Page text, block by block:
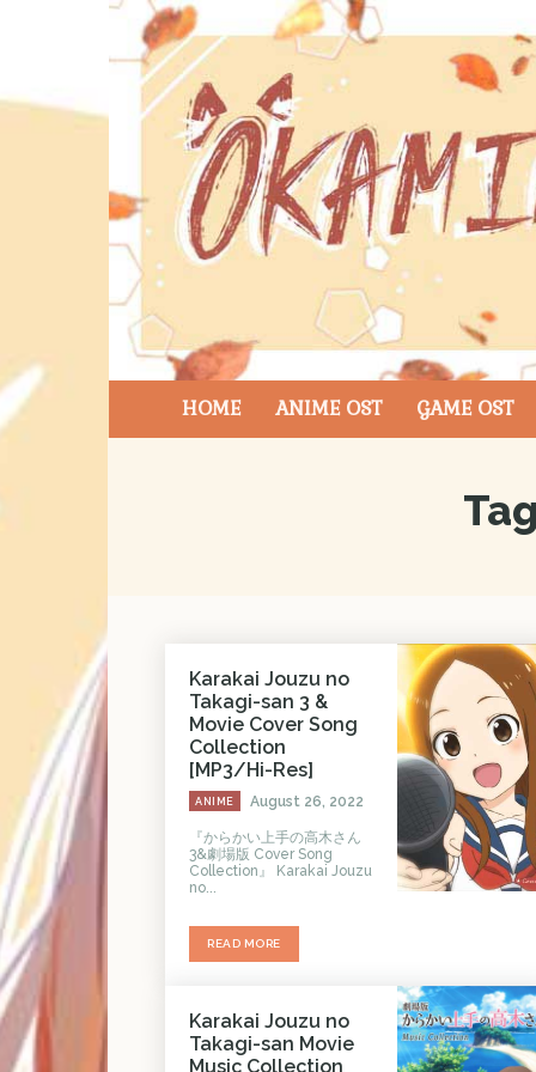
HOME ANIME OST GAME OST
Karakai Jouzu no
Takagi-san 3 &
Movie Cover Song
Collection
[MP3/Hi-Res]
ANIME August 26, 2022
『からかい上手の高木さん
3&劇場版 Cover Song
Collection』 Karakai Jouzu
no...
READ MORE
Karakai Jouzu no
Takagi-san Movie
Music Collection